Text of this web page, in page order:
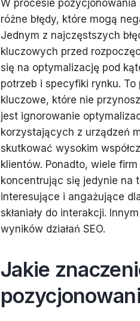
W procesie
różne błędy, które mogą
Jednym z najczęstszych
kluczowych przed
się na optymalizację pod
potrzeb i specyfiki rynku. To
kluczowe, które nie
jest ignorowanie
korzystających z urządzeń
skutkować wysokim
klientów. Ponadto, wiele
koncentrując się jedynie na
interesujące i angażujące
skłaniały do interakcji.
wyników działań SEO.
Jakie